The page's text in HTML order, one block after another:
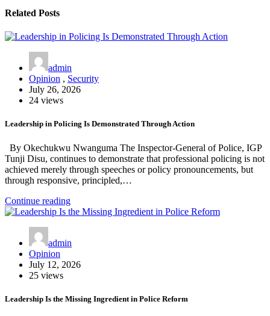
Related Posts
admin
Opinion , Security
July 26, 2026
24 views
Leadership in Policing Is Demonstrated Through Action
By Okechukwu Nwanguma The Inspector-General of Police, IGP
Tunji Disu, continues to demonstrate that professional policing is not
achieved merely through speeches or policy pronouncements, but
through responsive, principled,…
Continue reading
admin
Opinion
July 12, 2026
25 views
Leadership Is the Missing Ingredient in Police Reform